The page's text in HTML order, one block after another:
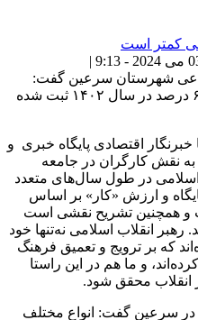
شهرستان سرعین گفت:
برای سرعین آمار و نرخ بیکاری ۶.۴ درصد در سال ۱۴۰۲ ثبت شده
اقتصادی پایگاه خبری و
به نقش کارگران در جامعه
اسلامی در طول سال‌های متعدد
و ارزش «کار» بر اساس
و همچنین تشریح نقشی است
رهبر انقلاب اسلامی نه‌تنها خود
که بر ترویج و تعمیق فرهنگ
و ما هم در این راستا
انقلاب محقق شود.
در سرعین گفت: انواع مختلف